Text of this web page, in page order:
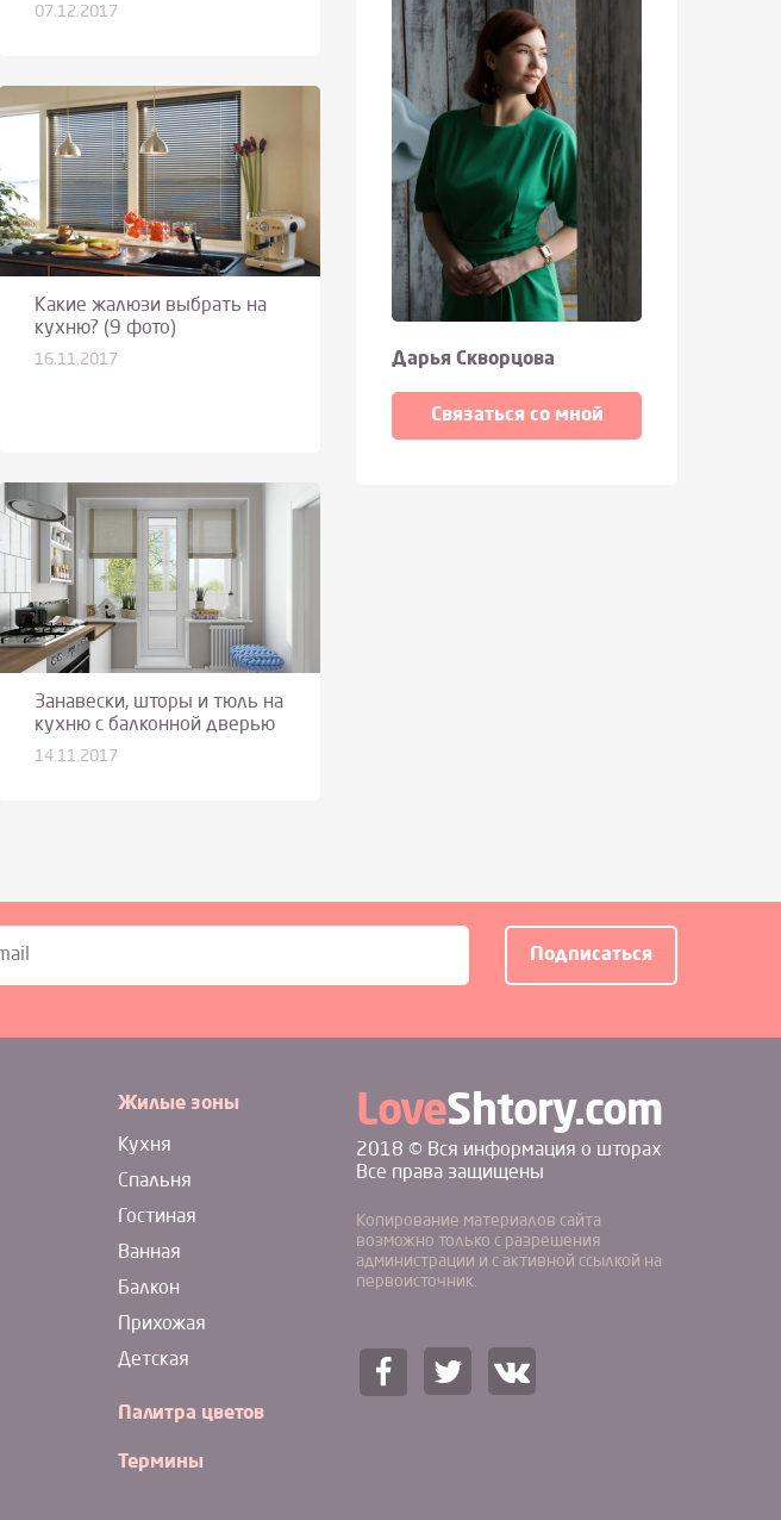
07.12.2017
Какие жалюзи выбрать на
кухню? (9 фото)
16.11.2017
Занавески, шторы и тюль на
кухню с балконной дверью
14.11.2017
Дарья Скворцова
Связаться со мной
Жилые зоны
Кухня
Спальня
Гостиная
Ванная
Балкон
Прихожая
Детская
Палитра цветов
Термины
LoveShtory.com
2018 © Вся информация о шторах
Все права защищены
Копирование материалов сайта
возможно только с разрешения
администрации и с активной ссылкой на
первоисточник.